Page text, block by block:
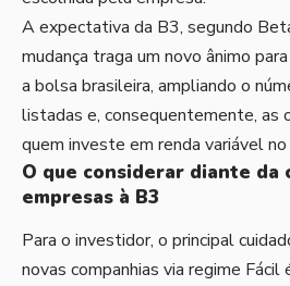
A expectativa da B3, segundo
mudança traga um novo ânimo
a bolsa brasileira, ampliando o
listadas e, consequentemente, as
quem investe em renda variável no
O que considerar diante da
empresas à B3
Para o investidor, o principal
novas companhias via regime Fácil